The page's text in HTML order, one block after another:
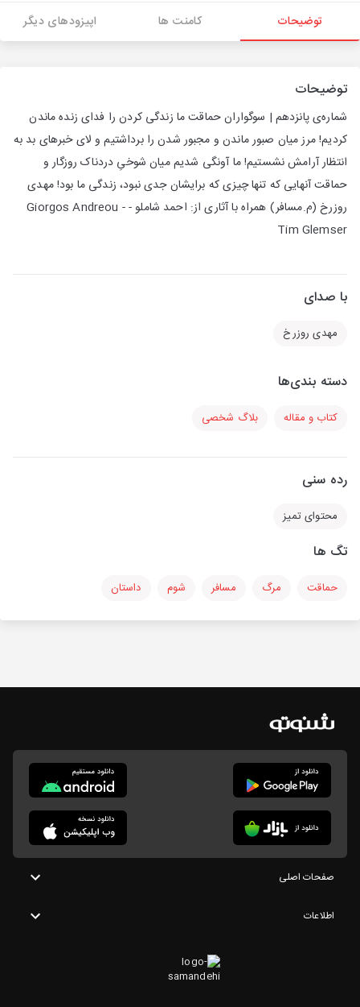
توضیحات کامنت ها اپیزودهای دیگر
توضیحات
شماره‌ی پانزدهم | سوگواران حماقت ما زندگی کردن را فدای زنده ماندن
کردیم! مرز میان صبور ماندن و مجبور شدن را برداشتیم و لای خبرهای بد به
انتظار آرامش نشستیم! ما آونگی شدیم میان شوخیِ دردناک روزگار و
حماقت آنهایی که تنها چیزی که برایشان جدی نبود، زندگی ما بود! مهدی
روزرخ (م.مسافر) همراه با آثاری از: احمد شاملو - Giorgos Andreou -
Tim Glemser
با صدای
مهدی روزرخ
دسته بندی‌ها
کتاب و مقاله بلاگ شخصی
رده سنی
محتوای تمیز
تگ ها
حماقت مرگ مسافر شوم داستان
صفحات اصلی
اطلاعات